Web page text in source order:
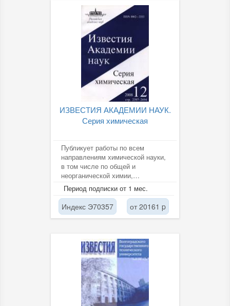
ИЗВЕСТИЯ АКАДЕМИИ НАУК.
Серия химическая
Публикует работы по всем
направлениям химической науки,
в том числе по общей и
неорганической химии,
физической химии, химической
физике,...
Период подписки от 1 мес.
Индекс Э70357 от 20161 p